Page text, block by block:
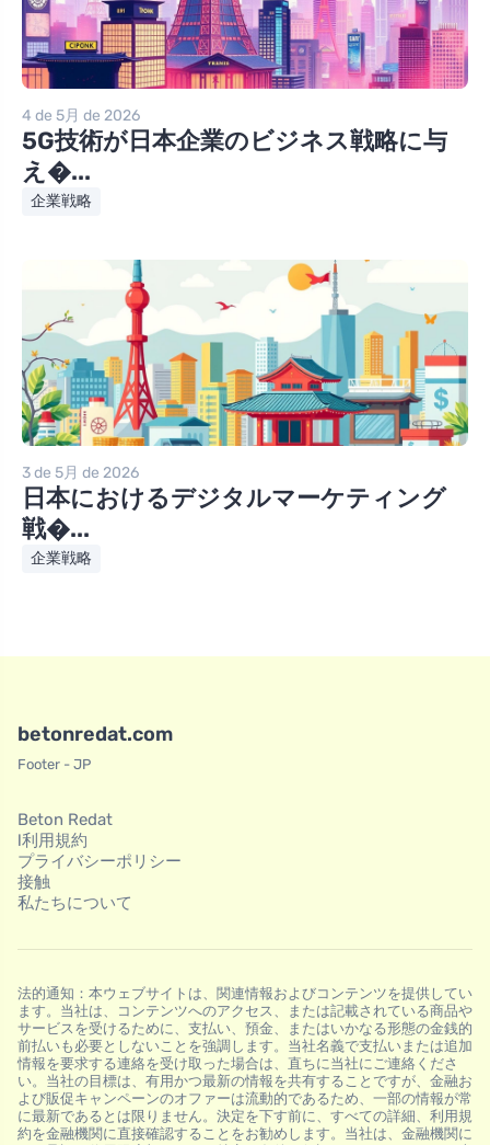
4 de 5月 de 2026
5G技術が日本企業のビジネス戦略に与
え�...
企業戦略
3 de 5月 de 2026
日本におけるデジタルマーケティング
戦�...
企業戦略
betonredat.com
Footer - JP
Beton Redat
l利用規約
プライバシーポリシー
接触
私たちについて
法的通知：本ウェブサイトは、関連情報およびコンテンツを提供してい
ます。当社は、コンテンツへのアクセス、または記載されている商品や
サービスを受けるために、支払い、預金、またはいかなる形態の金銭的
前払いも必要としないことを強調します。当社名義で支払いまたは追加
情報を要求する連絡を受け取った場合は、直ちに当社にご連絡くださ
い。当社の目標は、有用かつ最新の情報を共有することですが、金融お
よび販促キャンペーンのオファーは流動的であるため、一部の情報が常
に最新であるとは限りません。決定を下す前に、すべての詳細、利用規
約を金融機関に直接確認することをお勧めします。当社は、金融機関に